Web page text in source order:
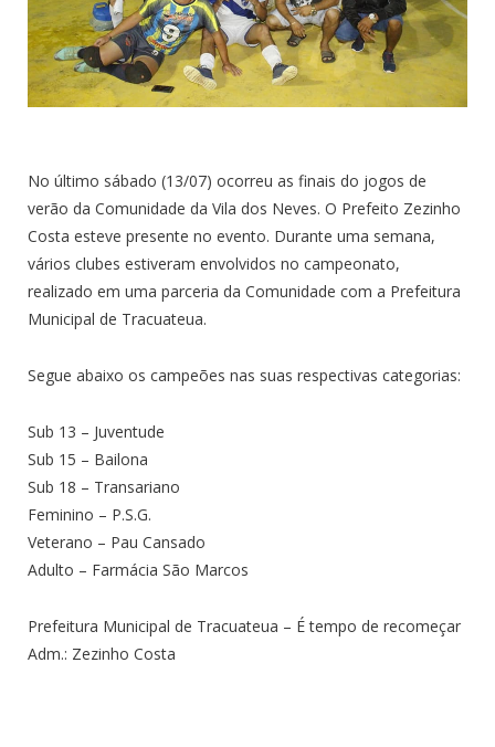
No último sábado (13/07) ocorreu as finais do jogos de
verão da Comunidade da Vila dos Neves. O Prefeito Zezinho
Costa esteve presente no evento. Durante uma semana,
vários clubes estiveram envolvidos no campeonato,
realizado em uma parceria da Comunidade com a Prefeitura
Municipal de Tracuateua.
Segue abaixo os campeões nas suas respectivas categorias:
Sub 13 – Juventude
Sub 15 – Bailona
Sub 18 – Transariano
Feminino – P.S.G.
Veterano – Pau Cansado
Adulto – Farmácia São Marcos
Prefeitura Municipal de Tracuateua – É tempo de recomeçar
Adm.: Zezinho Costa